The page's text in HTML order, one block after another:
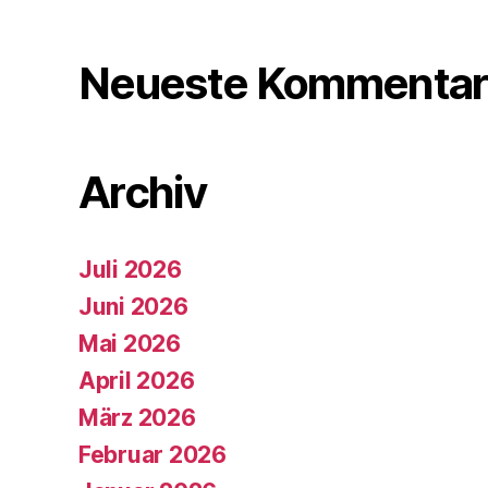
Neueste
Archiv
Juli 2026
Juni 2026
Mai 2026
April 2026
März 2026
Februar 2026